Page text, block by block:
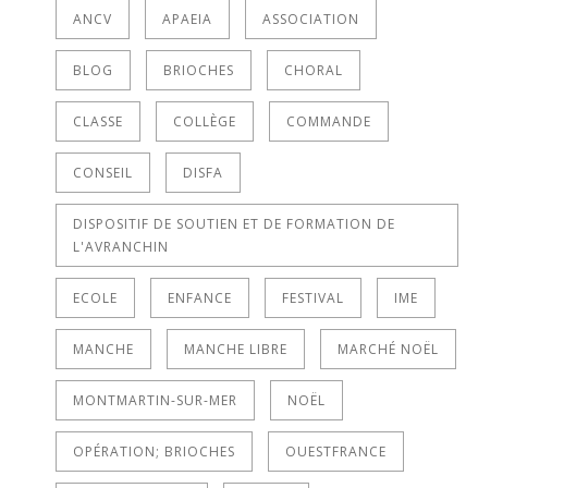
ANCV APAEIA ASSOCIATION
BLOG BRIOCHES CHORAL
CLASSE COLLÈGE COMMANDE
CONSEIL DISFA
DISPOSITIF DE SOUTIEN ET DE FORMATION DE
L'AVRANCHIN
ECOLE ENFANCE FESTIVAL IME
MANCHE MANCHE LIBRE MARCHÉ NOËL
MONTMARTIN-SUR-MER NOËL
OPÉRATION; BRIOCHES OUESTFRANCE